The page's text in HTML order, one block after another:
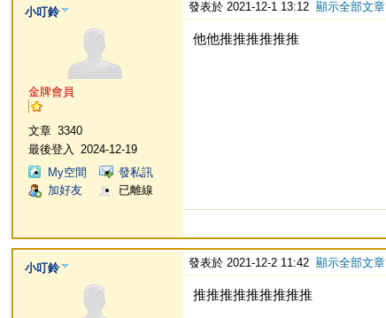
小叮鈴
金牌會員
文章 3340
最後登入
2024-12-19
My空間
發私訊
加好友
已離線
發表於 2021-12-1 13:12顯示全部文章
他他推推推推推推
小叮鈴 發表於 2021-12-2 11:42顯示全部文章
推推推推推推推推推